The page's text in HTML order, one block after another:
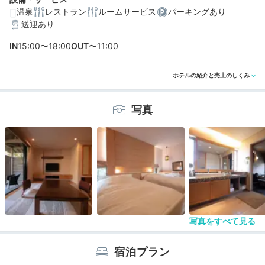
編集部おすすめの３つのポイント
岩盤浴や2つの温泉風呂付き客室も。個性豊かな離れのお
地元ベーカリーの焼き立てパンなど、由布院食材たっぷ
りの洋朝食
温泉
レストラン ルームサービス
パーキングあり
送迎あり
IN15:00〜18:00OUT〜11:00
ホテルの紹介と売上のしくみ
写真
写真をすべて見る
宿泊プラン